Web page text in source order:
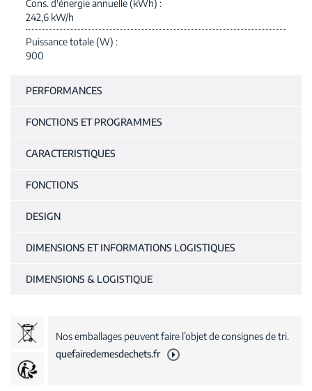
Cons. d'énergie annuelle (kWh)
242,6 kW/h
Puissance totale (W)
900
PERFORMANCES
FONCTIONS ET PROGRAMMES
CARACTERISTIQUES
FONCTIONS
DESIGN
DIMENSIONS ET INFORMATIONS LOGISTIQUES
DIMENSIONS & LOGISTIQUE
Nos emballages peuvent faire l’objet de consignes de tri.
quefairedemesdechets.fr